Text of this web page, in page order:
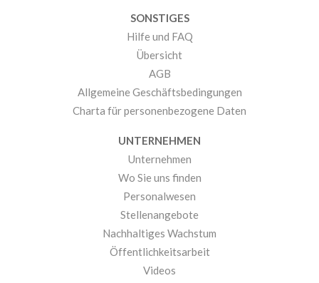
SONSTIGES
Hilfe und FAQ
Übersicht
AGB
Allgemeine Geschäftsbedingungen
Charta für personenbezogene Daten
UNTERNEHMEN
Unternehmen
Wo Sie uns finden
Personalwesen
Stellenangebote
Nachhaltiges Wachstum
Öffentlichkeitsarbeit
Videos